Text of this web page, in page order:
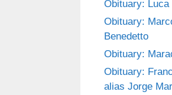
Obituary: Luca
Obituary:
Benedetto
Obituary:
Obituary:
alias Jorge